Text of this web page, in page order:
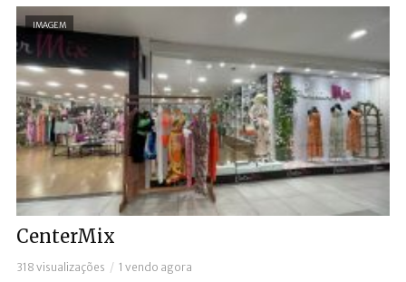
IMAGEM
CenterMix
318 visualizações 1 vendo agora